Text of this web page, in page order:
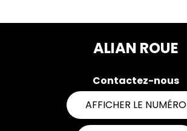
ALIAN ROUE
Contactez-nous
AFFICHER LE NUMÉRO